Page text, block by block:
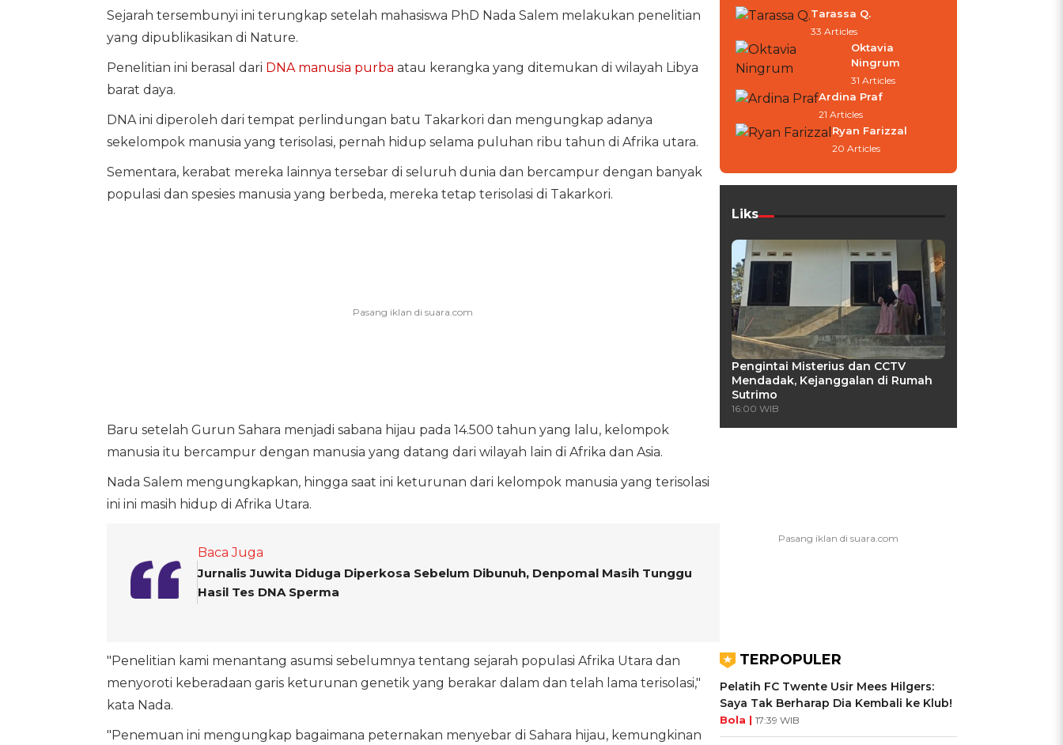
Sejarah tersembunyi ini terungkap setelah mahasiswa PhD Nada Salem melakukan penelitian
yang dipublikasikan di Nature.
Penelitian ini berasal dari DNA manusia purba atau kerangka yang ditemukan di wilayah Libya
barat daya.
DNA ini diperoleh dari tempat perlindungan batu Takarkori dan mengungkap adanya
sekelompok manusia yang terisolasi, pernah hidup selama puluhan ribu tahun di Afrika utara.
Sementara, kerabat mereka lainnya tersebar di seluruh dunia dan bercampur dengan banyak
populasi dan spesies manusia yang berbeda, mereka tetap terisolasi di Takarkori.
Baru setelah Gurun Sahara menjadi sabana hijau pada 14.500 tahun yang lalu, kelompok
manusia itu bercampur dengan manusia yang datang dari wilayah lain di Afrika dan Asia.
Nada Salem mengungkapkan, hingga saat ini keturunan dari kelompok manusia yang terisolasi
ini ini masih hidup di Afrika Utara.
Baca Juga
Jurnalis Juwita Diduga Diperkosa Sebelum Dibunuh, Denpomal Masih Tunggu
Hasil Tes DNA Sperma
"Penelitian kami menantang asumsi sebelumnya tentang sejarah populasi Afrika Utara dan
menyoroti keberadaan garis keturunan genetik yang berakar dalam dan telah lama terisolasi,"
kata Nada.
"Penemuan ini mengungkap bagaimana peternakan menyebar di Sahara hijau, kemungkinan
Tarassa Q.
33 Articles
Oktavia
Ningrum
31 Articles
Ardina Praf
21 Articles
Ryan Farizzal
20 Articles
Liks
Pengintai Misterius dan CCTV
Mendadak, Kejanggalan di Rumah
Sutrimo
16:00 WIB
TERPOPULER
Pelatih FC Twente Usir Mees Hilgers:
Saya Tak Berharap Dia Kembali ke Klub!
Bola | 17:39 WIB